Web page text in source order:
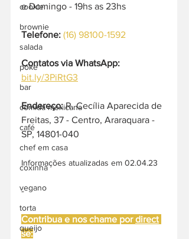
cookie
brownie
salada
poke
bar
comida mexicana
café
chef em casa
coxinha
vegano
torta
queijo
e Domingo - 19hs as 23hs
Telefone: (16) 98100-1592
Contatos via WhatsApp:
bit.ly/3PiRtG3
Endereço: R. Cecília Aparecida de
Freitas, 37 - Centro, Araraquara -
SP, 14801-040
Informações atualizadas em 02.04.23
-
Contribua e nos chame por direct
se: